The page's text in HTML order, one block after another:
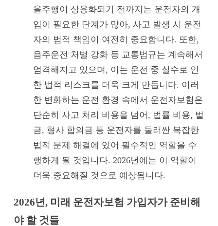
율주행이 상용화되기 전까지는 운전자의 개
입이 필요한 단계가 많아, 사고 발생 시 운전
자의 법적 책임이 여전히 중요합니다. 또한,
음주운전 처벌 강화 등 교통법규는 계속해서
엄격해지고 있으며, 이는 운전 중 실수로 인
한 법적 리스크를 더욱 크게 만듭니다. 이러
한 변화하는 운전 환경 속에서 운전자보험은
단순히 사고 처리 비용을 넘어, 법률 비용, 벌
금, 형사 합의금 등 운전자를 둘러싼 복잡한
법적 문제 해결에 있어 필수적인 역할을 수
행하게 될 것입니다. 2026년에는 이 역할이
더욱 중요해질 것으로 예상됩니다.
2026년, 미래 운전자보험 가입자가 준비해
야 할 것들